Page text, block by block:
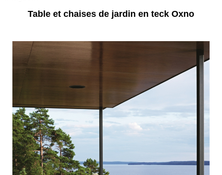
Table et chaises de jardin en teck Oxno